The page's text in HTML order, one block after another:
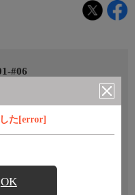
た[error]
OK
#06
）
ャンネル(有料)のご契約が